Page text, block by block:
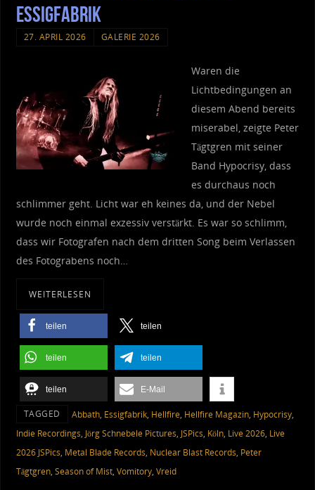
Essigfabrik
27. APRIL 2026 GALERIE 2026
Waren die
Lichtbedingungen an
diesem Abend bereits
miserabel, zeigte Peter
Tägtgren mit seiner
Band Hypocrisy, dass
es durchaus noch
schlimmer geht. Licht war eh keines da, und der Nebel
wurde noch einmal exzessiv verstärkt. Es war so schlimm,
dass wir Fotografen nach dem dritten Song beim Verlassen
des Fotograbens noch…
WEITERLESEN
teilen teilen
teilen teilen
teilen E-Mail
TAGGED Abbath, Essigfabrik, Hellfire, Hellfire Magazin, Hypocrisy,
Indie Recordings, Jörg Schnebele Pictures, JSPics, Köln, Live 2026, Live
2026 JSPics, Metal Blade Records, Nuclear Blast Records, Peter
Tägtgren, Season of Mist, Vomitory, Vreid